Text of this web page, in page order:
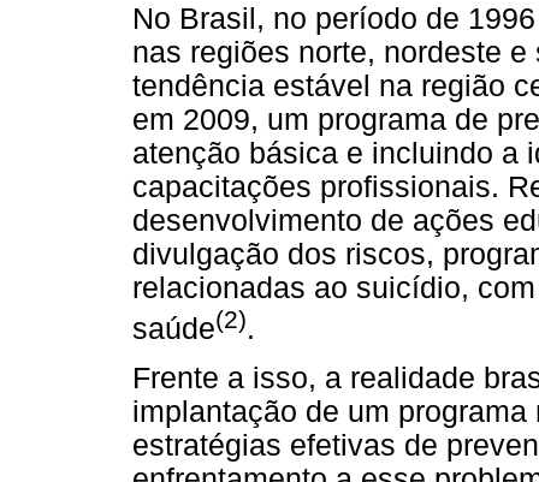
No Brasil, no período de
nas regiões norte, nordeste
tendência estável na região
em 2009, um programa de
atenção básica e incluindo a
capacitações profissionais.
desenvolvimento de ações
divulgação dos riscos,
relacionadas ao suicídio,
saúde(2).
Frente a isso, a realidade
implantação de um
estratégias efetivas de